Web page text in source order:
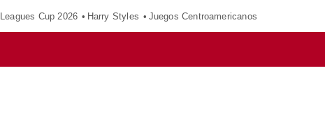
Leagues Cup 2026 Harry Styles Juegos Centroamericanos